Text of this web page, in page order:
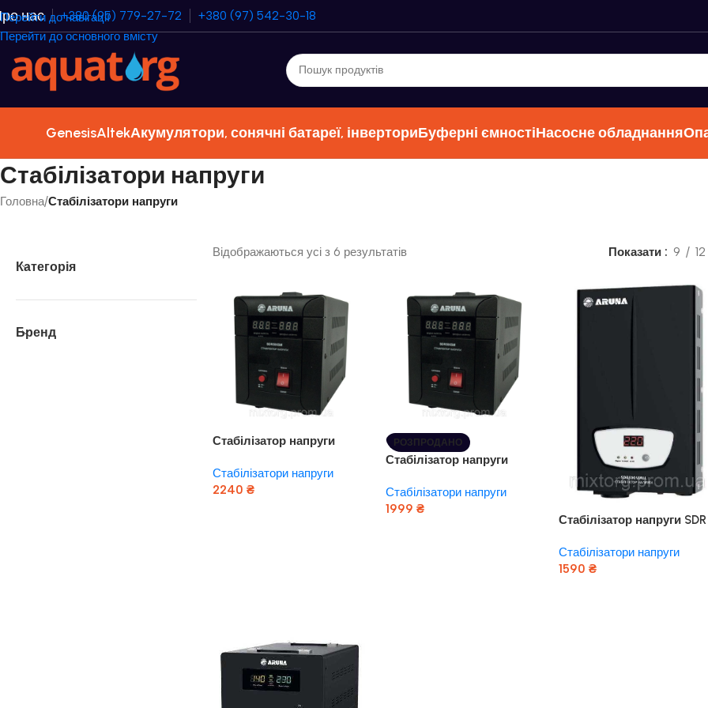
Перейти до навігації
Перейти до основного вмісту
нас +380 (95) 779-27-72 +380 (97) 542-30-18
GenesisAltekАкумулятори, сонячні батареї, інверториБуферні ємностіНасосне обладнання
Стабілізатори напруги
Головна/Стабілізатори напруги
Категорія
Бренд
Відображаються усі з 6 результатів Показати 9 12
Стабілізатор напруги
Вт)
Стабілізатори напруги
2240 ₴
РОЗПРОДАНО
Стабілізатор напруги
Вт)
Стабілізатори напруги
1999 ₴
Стабілізатор напруги SDR
“ARUNA”
Стабілізатори напруги
1590 ₴